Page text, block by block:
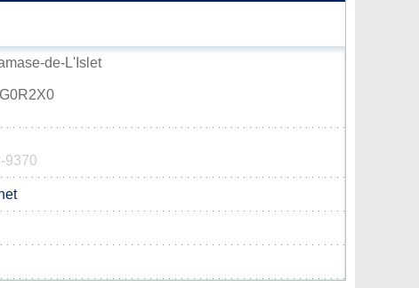
de-L'Islet
9370